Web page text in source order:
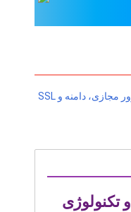
مجهز به دیسک NVMe و تکنولوژی